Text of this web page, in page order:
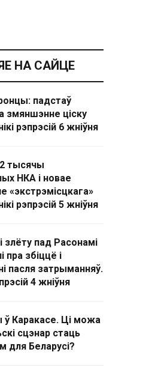
НА САЙЦЕ
падстаў
змяншэнне ціску
рэпрэсій 6 жніўня
тысячы
НКА і новае
«экстрэмісцкага»
рэпрэсій 5 жніўня
злёту пад Расонамі
пра збіццё і
пасля затрыманняў.
4 жніўня
Каракасе. Ці можа
сцэнар стаць
для Беларусі?